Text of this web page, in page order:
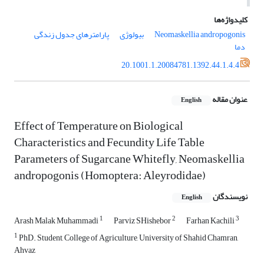
کلیدواژه‌ها
Neomaskellia andropogonis
بیولوژی پارامترهای جدول زندگی
دما
20.1001.1.20084781.1392.44.1.4.4
عنوان مقاله English
Effect of Temperature on Biological
Characteristics and Fecundity Life Table
Parameters of Sugarcane Whitefly, Neomaskellia
andropogonis (Homoptera: Aleyrodidae)
نویسندگان English
Arash Malak Muhammadi1 Parviz SHishebor2 Farhan Kachili3
1PhD. Student, College of Agriculture, University of Shahid Chamran,
Ahvaz